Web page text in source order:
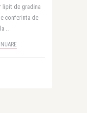
lipit de gradina
conferinta de
..